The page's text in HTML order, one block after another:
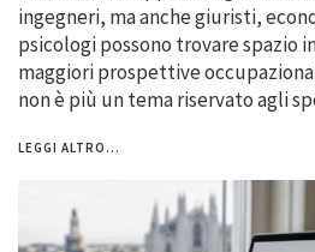
ingegneri, ma anche giuristi,
psicologi possono trovare spazio
maggiori prospettive
non è più un tema riservato agli
LEGGI ALTRO...